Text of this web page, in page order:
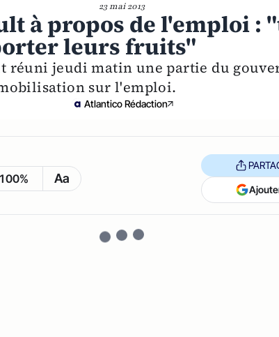
23 mai 2013
à propos de l'emploi :
leurs fruits"
réuni jeudi matin une partie du
sur l'emploi.
Atlantico Rédaction
100% Aa